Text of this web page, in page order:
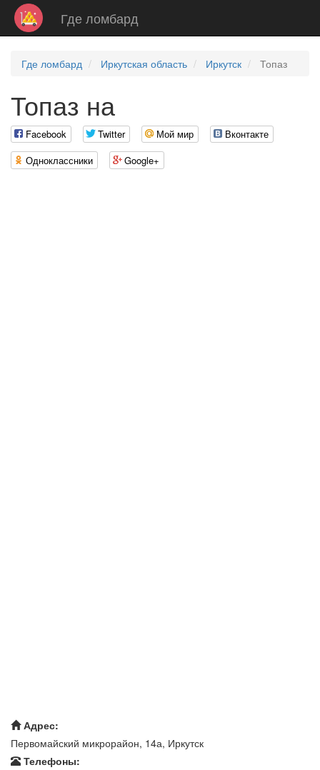
Где ломбард
Где ломбард Иркутская область Иркутск Топаз
Топаз на
Facebook Twitter Мой мир
Вконтакте
Одноклассники
Google+
Адрес:
Первомайский микрорайон, 14а, Иркутск
Телефоны: